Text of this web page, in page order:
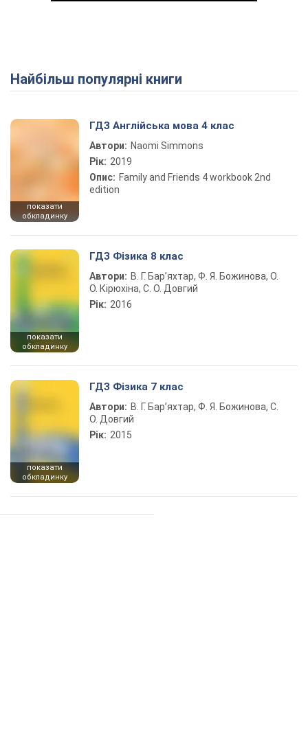
Play Video
Найбільш популярні книги
показати
обкладинку
ГДЗ Англійська мова 4 клас
Автори: Naomi Simmons
Рік: 2019
Опис: Family and Friends 4 workbook 2nd
edition
показати
обкладинку
ГДЗ Фізика 8 клас
Автори: В. Г. Бар’яхтар, Ф. Я. Божинова, О.
О. Кірюхіна, С. О. Довгий
Рік: 2016
показати
обкладинку
ГДЗ Фізика 7 клас
Автори: В. Г. Бар’яхтар, Ф. Я. Божинова, С.
О. Довгий
Рік: 2015